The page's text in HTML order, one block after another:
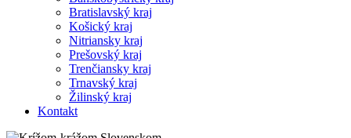
Bratislavský kraj
Košický kraj
Nitriansky kraj
Prešovský kraj
Trenčiansky kraj
Trnavský kraj
Žilinský kraj
Kontakt